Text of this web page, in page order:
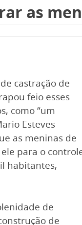
as
castração de
feio esses
como “um
Esteves
as meninas de
para o
habitantes,
de
de